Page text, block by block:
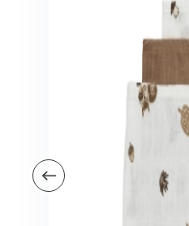
Veiligheid in en om huis
Veiligheid buiten de deur
Kinderstoelen